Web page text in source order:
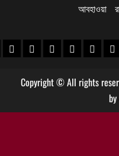
আবহাওয়া
খবর
খবর
পুরুলিয়া খবর
বাঁকুড়া খবরপশ্চিম বর্ধমান খবর
পূর্ব বর্ধমান খবর
বীরভূম
Copyright © All rights